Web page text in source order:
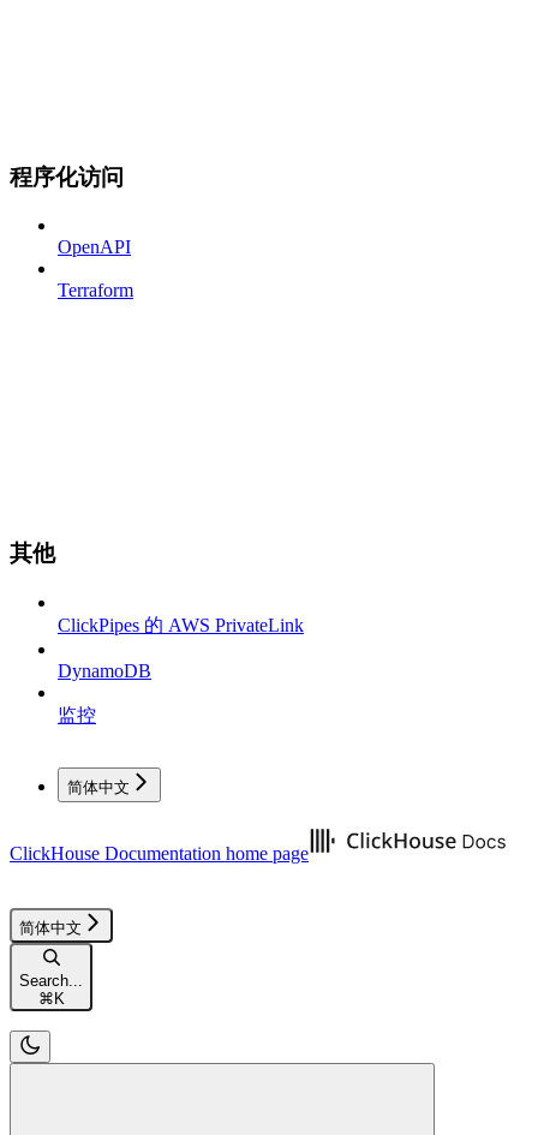
程序化访问
OpenAPI
Terraform
其他
ClickPipes 的 AWS PrivateLink
DynamoDB
监控
简体中文
ClickHouse Documentation home page
简体中文
Search...
⌘K